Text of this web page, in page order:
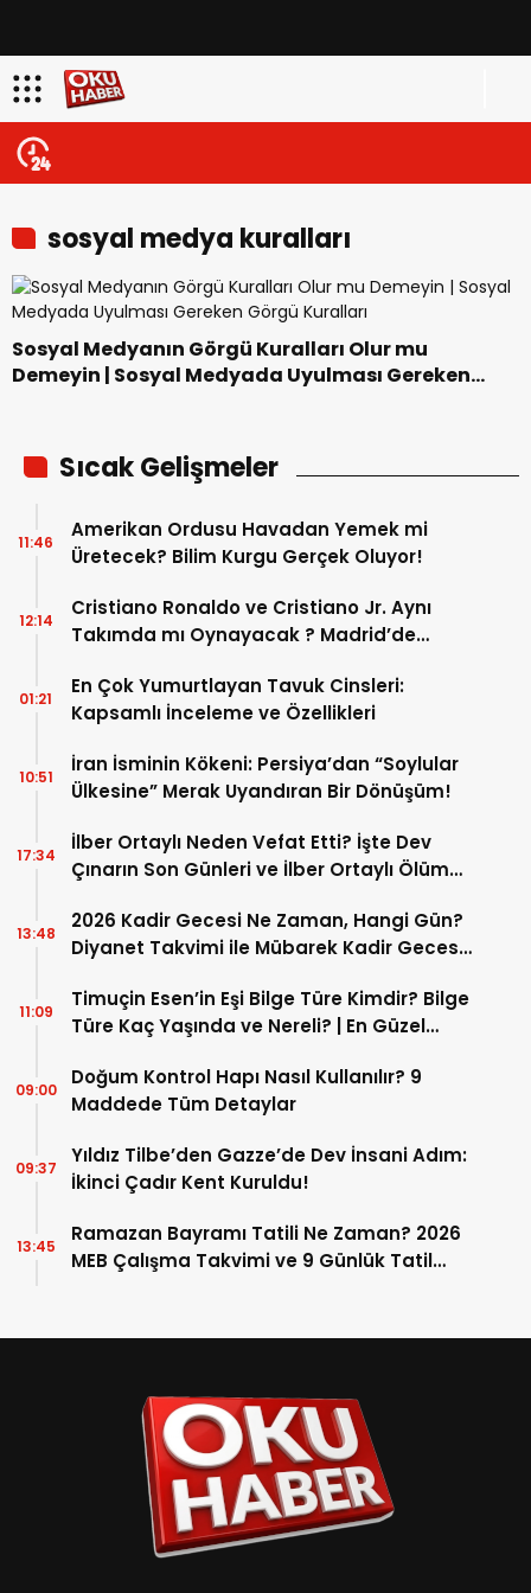
sosyal medya kuralları
Sosyal Medyanın Görgü Kuralları Olur mu
Demeyin | Sosyal Medyada Uyulması Gereken
Sıcak Gelişmeler
Amerikan Ordusu Havadan Yemek mi
Üretecek? Bilim Kurgu Gerçek Oluyor!
11:46
Cristiano Ronaldo ve Cristiano Jr. Aynı
Takımda mı Oynayacak ? Madrid’de
12:14
En Çok Yumurtlayan Tavuk Cinsleri:
Kapsamlı İnceleme ve Özellikleri
01:21
İran İsminin Kökeni: Persiya’dan “Soylular
Ülkesine” Merak Uyandıran Bir Dönüşüm!
10:51
İlber Ortaylı Neden Vefat Etti? İşte Dev
Çınarın Son Günleri ve İlber Ortaylı Ölüm
17:34
2026 Kadir Gecesi Ne Zaman, Hangi Gün?
Diyanet Takvimi ile Mübarek Kadir Gecesi
13:48
Timuçin Esen’in Eşi Bilge Türe Kimdir? Bilge
Türe Kaç Yaşında ve Nereli? | En Güzel
11:09
Doğum Kontrol Hapı Nasıl Kullanılır? 9
Maddede Tüm Detaylar
09:00
Yıldız Tilbe’den Gazze’de Dev İnsani Adım:
İkinci Çadır Kent Kuruldu!
09:37
Ramazan Bayramı Tatili Ne Zaman? 2026
MEB Çalışma Takvimi ve 9 Günlük Tatil
13:45